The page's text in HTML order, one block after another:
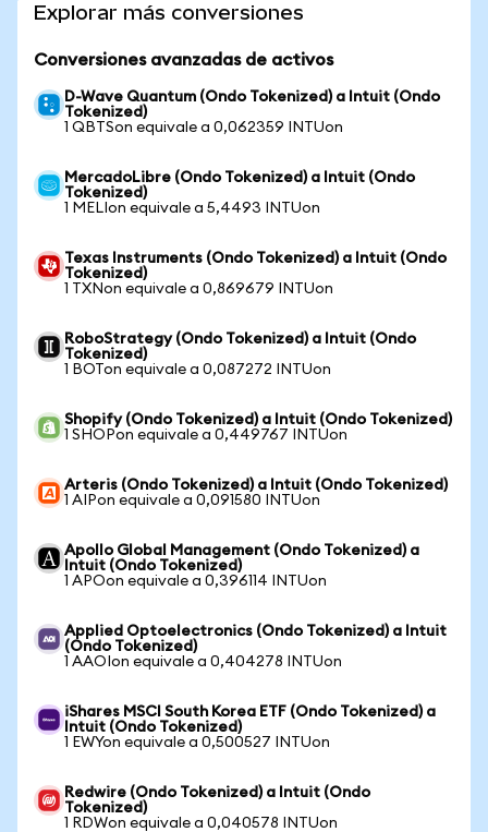
Explorar más conversiones
Conversiones avanzadas de activos
D-Wave Quantum (Ondo Tokenized) a Intuit (Ondo
Tokenized)
1 QBTSon equivale a 0,062359 INTUon
MercadoLibre (Ondo Tokenized) a Intuit (Ondo
Tokenized)
1 MELIon equivale a 5,4493 INTUon
Texas Instruments (Ondo Tokenized) a Intuit (Ondo
Tokenized)
1 TXNon equivale a 0,869679 INTUon
RoboStrategy (Ondo Tokenized) a Intuit (Ondo
Tokenized)
1 BOTon equivale a 0,087272 INTUon
Shopify (Ondo Tokenized) a Intuit (Ondo Tokenized)
1 SHOPon equivale a 0,449767 INTUon
Arteris (Ondo Tokenized) a Intuit (Ondo Tokenized)
1 AIPon equivale a 0,091580 INTUon
Apollo Global Management (Ondo Tokenized) a
Intuit (Ondo Tokenized)
1 APOon equivale a 0,396114 INTUon
Applied Optoelectronics (Ondo Tokenized) a Intuit
(Ondo Tokenized)
1 AAOIon equivale a 0,404278 INTUon
iShares MSCI South Korea ETF (Ondo Tokenized) a
Intuit (Ondo Tokenized)
1 EWYon equivale a 0,500527 INTUon
Redwire (Ondo Tokenized) a Intuit (Ondo
Tokenized)
1 RDWon equivale a 0,040578 INTUon